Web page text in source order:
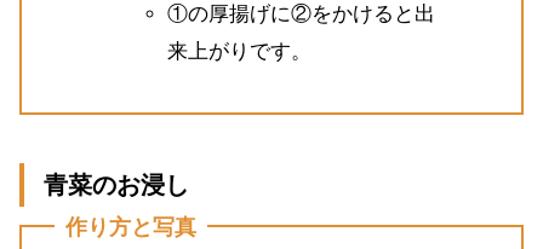
①の厚揚げに②をかけると出
来上がりです。
青菜のお浸し
作り方と写真